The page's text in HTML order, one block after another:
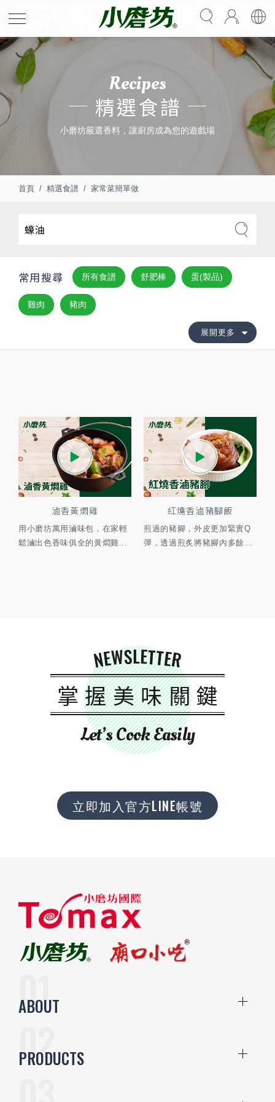
Recipes
精選食譜
小磨坊嚴選香料，讓廚房成為您的遊戲場
首頁 精選食譜 家常菜簡單做
常用搜尋 所有食譜 舒肥棒 蛋(製品)
雞肉 豬肉
展開更多
滷香黃燜雞
用小磨坊萬用滷味包，在家輕
鬆滷出色香味俱全的黃燜雞...
紅燒香滷豬腳飯
煎過的豬腳，外皮更加緊實Q
彈，透過煎炙將豬腳內多餘...
NEWSLETTER
掌握美味關鍵
Let’s Cook Easily
立即加入官方LINE帳號
ABOUT
PRODUCTS